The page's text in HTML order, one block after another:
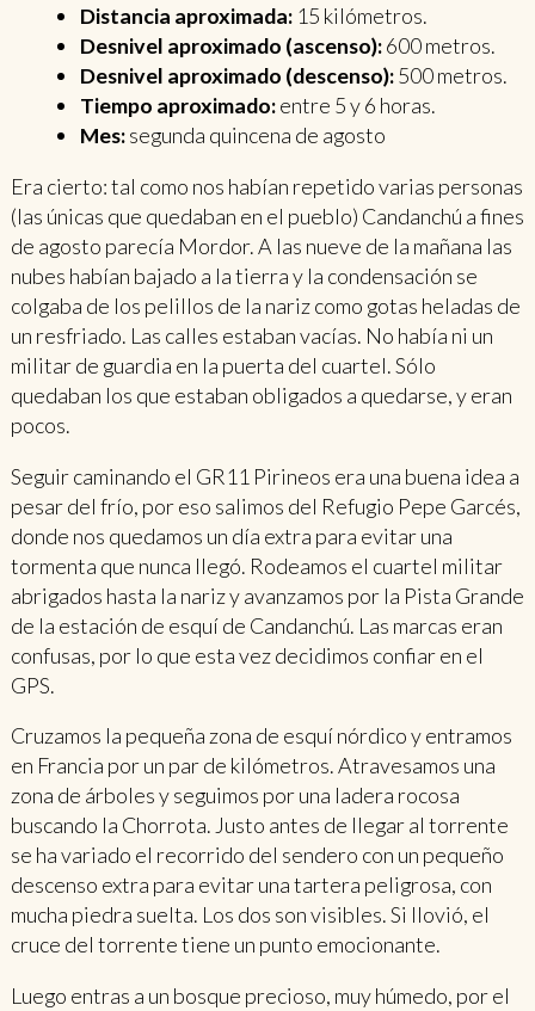
Distancia aproximada:15 kilómetros.
Desnivel aproximado (ascenso):600 metros.
Desnivel aproximado (descenso):500 metros.
Tiempo aproximado:entre 5 y 6 horas.
Mes:segunda quincena de agosto
Era cierto: tal como nos habían repetido varias personas
(las únicas que quedaban en el pueblo) Candanchú a fines
de agosto parecía Mordor. A las nueve de la mañana las
nubes habían bajado a la tierra y la condensación se
colgaba de los pelillos de la nariz como gotas heladas de
un resfriado. Las calles estaban vacías. No había ni un
militar de guardia en la puerta del cuartel. Sólo
quedaban los que estaban obligados a quedarse, y eran
pocos.
Seguir caminando el GR11 Pirineos era una buena idea a
pesar del frío, por eso salimos del Refugio Pepe Garcés,
donde nos quedamos un día extra para evitar una
tormenta que nunca llegó. Rodeamos el cuartel militar
abrigados hasta la nariz y avanzamos por la Pista Grande
de la estación de esquí de Candanchú. Las marcas eran
confusas, por lo que esta vez decidimos confiar en el
GPS.
Cruzamos la pequeña zona de esquí nórdico y entramos
en Francia por un par de kilómetros. Atravesamos una
zona de árboles y seguimos por una ladera rocosa
buscando la Chorrota. Justo antes de llegar al torrente
se ha variado el recorrido del sendero con un pequeño
descenso extra para evitar una tartera peligrosa, con
mucha piedra suelta. Los dos son visibles. Si llovió, el
cruce del torrente tiene un punto emocionante.
Luego entras a un bosque precioso, muy húmedo, por el